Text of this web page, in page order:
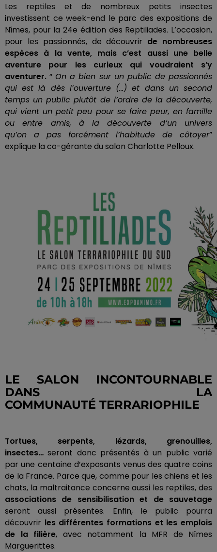
Les reptiles et de nombreux petits insectes
investissent ce week-end le parc des expositions de
Nîmes, pour la 24e édition des Reptiliades. L’occasion,
pour les passionnés, de découvrir de nombreuses
espèces à la vente, mais c’est aussi une belle
aventure pour les curieux qui voudraient s’y
aventurer. “ On a bien sur un public de passionnés
qui est là dès l’ouverture (…) et dans un second
temps un public plutôt de l’ordre de la découverte,
qui vient un petit peu pour se faire peur, en famille
ou entre amis, à la découverte d’un univers
qu’on a pas forcément l’habitude de côtoyer”
explique la co-gérante du salon Charlotte Pelloux.
LE SALON INCONTOURNABLE
DANS LA
COMMUNAUTÉ TERRARIOPHILE
Tortues, serpents, lézards, grenouilles,
insectes… seront donc présentés à un public varié
par une centaine d’exposants venus des quatre coins
de la France. Parce que, comme pour les chiens et les
chats, la maltraitance concerne aussi les reptiles, des
associations de sensibilisation et de sauvetage
seront aussi présentes. Enfin, le public pourra
découvrir les différentes formations et les emplois
de la filière, avec notamment la MFR de Nîmes
Marguerittes.